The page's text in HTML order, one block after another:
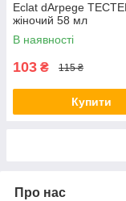
Eclat dArpege
жіночий 58 мл
В наявності
103 ₴ 115 ₴
Купити
Про нас